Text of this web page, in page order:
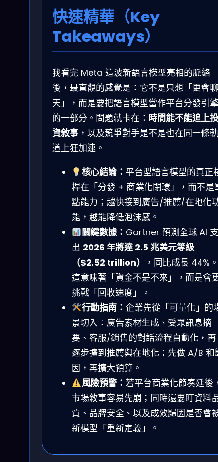
快速精華（Key
Takeaways）
我看完 Meta 這波新語言模型亮相的脈絡
後，最直觀的感覺是：它不是只想「更會聊
天」，而是要把語言模型當作平台分發引擎
的一部分。問題就卡在： 時間能不能追上投
資敘事 ，以及競爭對手是不是也在同一條軌
道上狂加速。
核心結論： 平台型語言模型的真正
桿在「分發 + 商業化閉環」，而不是
點能力；越快接到廣告/推薦/在地化
能，越能降低泡沫感。
關鍵數據： Gartner 預測全球 AI 支
出 2026 年將達 2.5 兆美元等級
（$2.52 trillion）
，同比成長 44%。
這意味著「資金不是不來」，而是會
挑戰「回收速度」。
行動指南： 企業先從「可量化」的
景切入：廣告素材生成、受眾訊息摘
要、客服/銷售的對話流程自動化，再
逐步擴到推薦與在地化；先做 A/B 和
因，再擴大預算。
風險預警： 若平台商業化節奏延後
市場敘事容易先崩；同時還要盯資料
質、品牌安全、以及成效歸因是否會
新模型「重新定義」。